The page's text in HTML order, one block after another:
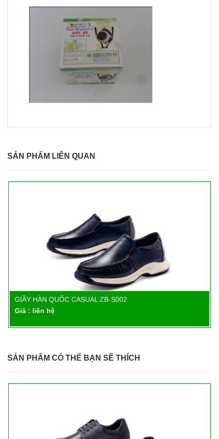
SẢN PHẨM LIÊN QUAN
Chi tiết
GIẦY HÀN QUỐC CASUAL ZB-S002
Giá : liên hệ
SẢN PHẨM CÓ THỂ BẠN SẼ THÍCH